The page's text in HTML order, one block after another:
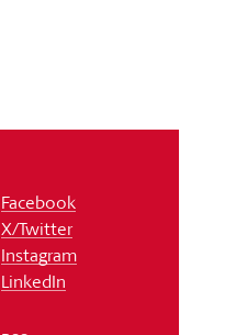
Facebook
X/Twitter
Instagram
LinkedIn